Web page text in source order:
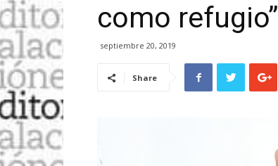
como refugio”
septiembre 20, 2019
Share